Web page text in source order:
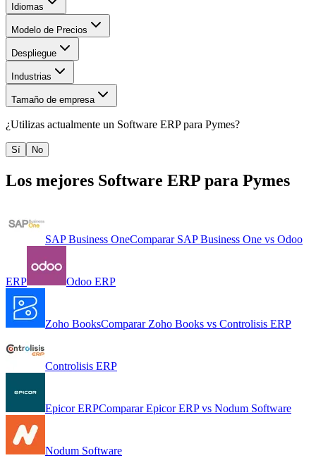
Idiomas
Modelo de Precios
Despliegue
Industrias
Tamaño de empresa
¿Utilizas actualmente un Software ERP para Pymes?
Sí No
Los mejores Software ERP para Pymes
SAP Business OneComparar SAP Business One vs Odoo
ERP Odoo ERP
Zoho BooksComparar Zoho Books vs Controlisis ERP
Controlisis ERP
Epicor ERPComparar Epicor ERPvs Nodum Software
Nodum Software